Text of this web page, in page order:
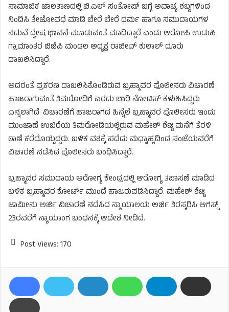
ಸಾಮಾಜಿಕ ಜಾಲತಾಣದಲ್ಲಿ ಬಿ.ಎಲ್​ ಸಂತೋಷ್​ ಬಗ್ಗೆ ಅವಾಚ್ಯ ಶಬ್ದಗಳಿಂದ
ನಿಂದಿಸಿ ತೇಜೋವಧೆ ಮಾಡಿ ಬೇರೆ ಬೇರೆ ಧರ್ಮ ಹಾಗೂ ಸಮುದಾಯಗಳ
ನಡುವೆ ದ್ವೇಷ ಭಾವನೆ ಮೂಡುವಂತೆ ಮಾಡಿದ್ದಾರೆ ಎಂದು ಆರೋಪಿ ಉಡುಪಿ
ಗ್ರಾಮಾಂತರ ಬಿಜೆಪಿ ಮಂಡಲ ಅಧ್ಯಕ್ಷ ರಾಜೀವ್​ ಕುಲಾಲ್​ ದೂರು
ದಾಖಲಿಸಿದ್ದಾರೆ.
ಅದರಂತೆ ಪ್ರಕರಣ ದಾಖಲಿಸಿಕೊಂಡಿರುವ ಬ್ರಹ್ಮಾವರ ಪೊಲೀಸರು ವಿಚಾರಣೆ
ಹಾಜರಾಗುವಂತೆ ತಿಮರೋಡಿಗೆ ಎರಡು ಬಾರಿ ನೋಟಿಸ್ ಕಳುಹಿಸಿದ್ದರು
ಎನ್ನಲಾಗಿದೆ. ವಿಚಾರಣೆಗೆ ಹಾಜರಾಗದ ಹಿನ್ನೆಲೆ ಬ್ರಹ್ಮಾವರ ಪೊಲೀಸರು ಇಂದು
ಮುಂಜಾಣೆ ಉಜಿರೆಯ ತಿಮರೋಡಿಯಲ್ಲಿರುವ ಮಹೇಶ್ ಶೆಟ್ಟಿ ಮನೆಗೆ ತೆರಳಿ
ಠಾಣೆ ಕರೆದೊಯ್ದಿದ್ದರು. ಬಳಿಕ ವಶಕ್ಕೆ ಪಡೆದು ಮಧ್ನಾಹ್ಯದಿಂದ ಸಂಜೆಯವರೆಗೆ
ವಿಚಾರಣೆ ನಡೆಸಿದ ಪೊಲೀಸರು ಬಂಧಿಸಿದ್ದಾರೆ.
ಬ್ರಹ್ಮಾವರ ಸಮುದಾಯ ಆರೋಗ್ಯ ಕೇಂದ್ರದಲ್ಲಿ ಆರೋಗ್ಯ ತಪಾಸಣೆ ಮಾಡಿದ
ಬಳಿಕ ಬ್ರಹ್ಮಾವರ ಕೋರ್ಟ್​ ಮುಂದೆ ಹಾಜರುಪಡಿಸಿದ್ದಾರೆ. ಮಹೇಶ್​ ಶೆಟ್ಟಿ
ಜಾಮೀನು ಅರ್ಜಿ ವಿಚಾರಣೆ ನಡೆಸಿದ ನ್ಯಾಯಾಲಯ ಅರ್ಜಿ ತಿರಸ್ಕರಿಸಿ ಆಗಸ್ಟ್
23ರವರೆಗೆ ನ್ಯಾಯಾಂಗ ಬಂಧನಕ್ಕೆ ಆದೇಶ ನೀಡಿದೆ.
Post Views: 170